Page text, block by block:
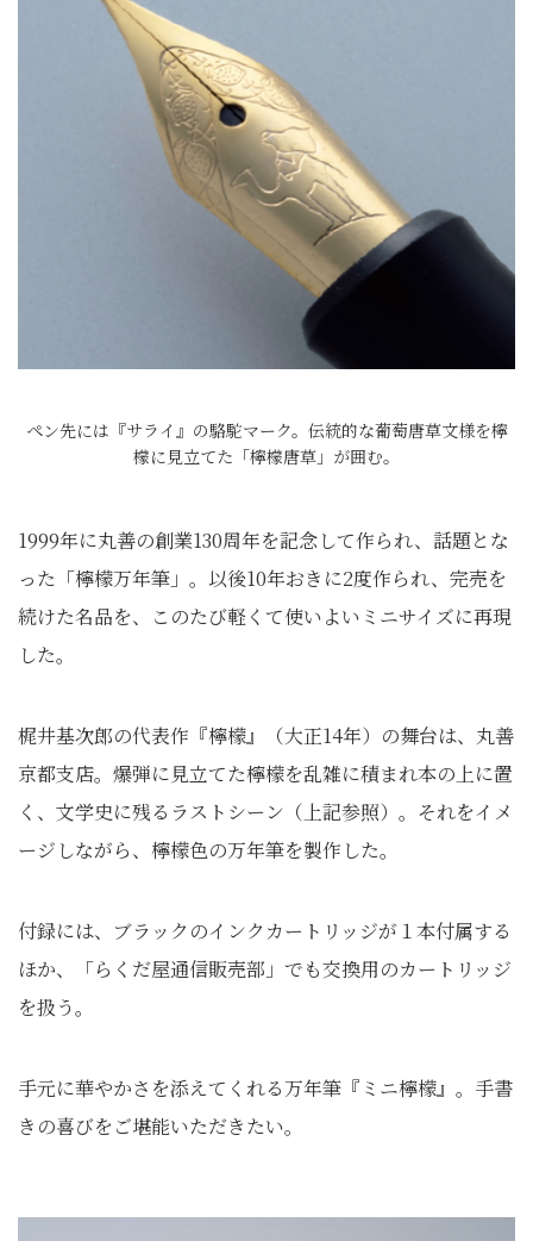
ペン先には『サライ』の駱駝マーク。伝統的な葡萄唐草文様を檸
檬に見立てた「檸檬唐草」が囲む。
1999年に丸善の創業130周年を記念して作られ、話題とな
った「檸檬万年筆」。以後10年おきに2度作られ、完売を
続けた名品を、このたび軽くて使いよいミニサイズに再現
した。
梶井基次郎の代表作『檸檬』（大正14年）の舞台は、丸善
京都支店。爆弾に見立てた檸檬を乱雑に積まれ本の上に置
く、文学史に残るラストシーン（上記参照）。それをイメ
ージしながら、檸檬色の万年筆を製作した。
付録には、ブラックのインクカートリッジが１本付属する
ほか、「らくだ屋通信販売部」でも交換用のカートリッジ
を扱う。
手元に華やかさを添えてくれる万年筆『ミニ檸檬』。手書
きの喜びをご堪能いただきたい。